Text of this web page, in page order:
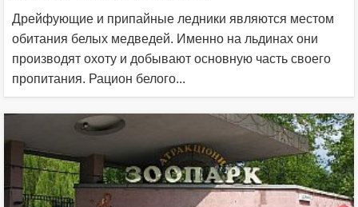
Дрейфующие и припайные ледники являются местом
обитания белых медведей. Именно на льдинах они
производят охоту и добывают основную часть своего
пропитания. Рацион белого...